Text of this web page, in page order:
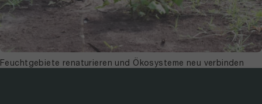
Feuchtgebiete renaturieren und Ökosysteme neu verbinden